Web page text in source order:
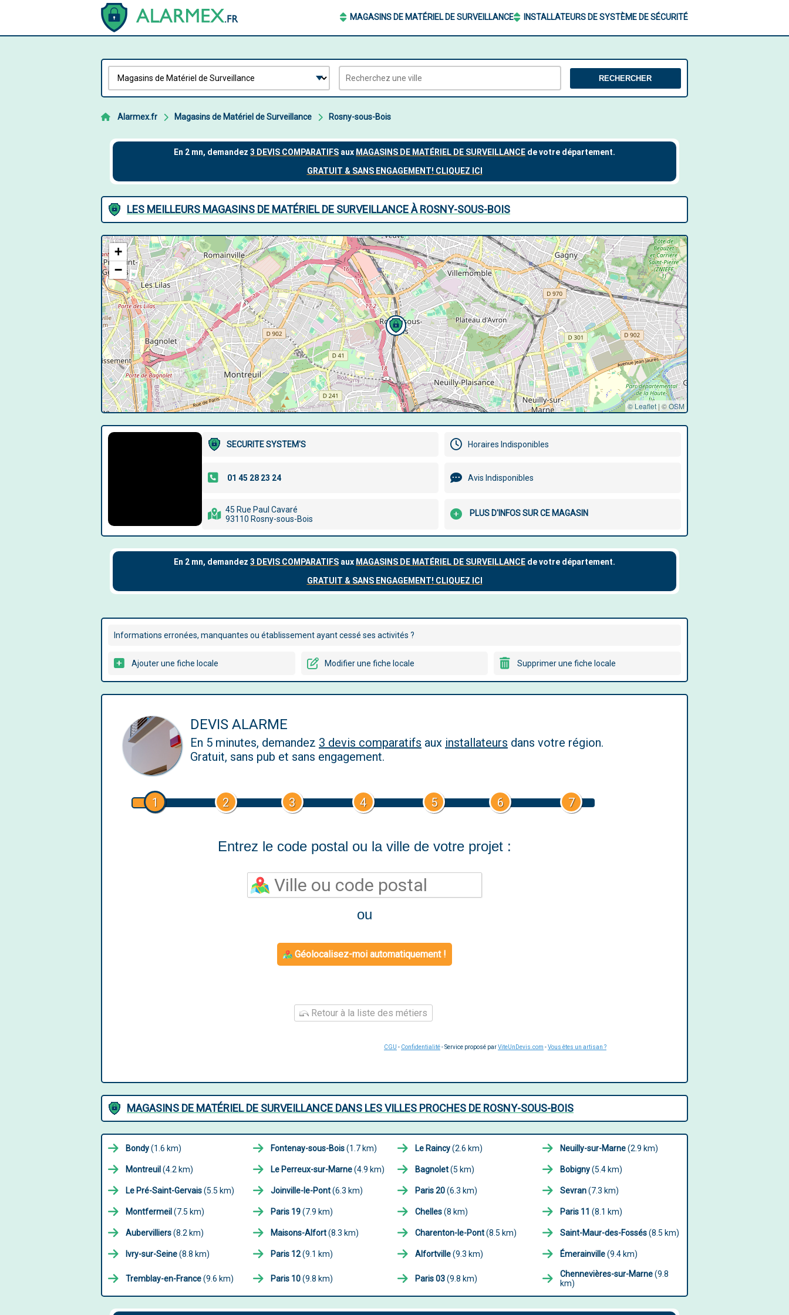
MAGASINS DE MATÉRIEL DE SURVEILLANCE INSTALLATEURS DE SYSTÈME DE SÉCURITÉ
RECHERCHER
Alarmex.fr Magasins de Matériel de Surveillance Rosny-sous-Bois
LES MEILLEURS MAGASINS DE MATÉRIEL DE SURVEILLANCE À ROSNY-SOUS-BOIS
+
−
© Leaflet | ©OSM
SECURITE SYSTEM'S Horaires Indisponibles
Avis Indisponibles
45 Rue Paul Cavaré
93110 Rosny-sous-Bois
PLUS D'INFOS SUR CE MAGASIN
Informations erronées, manquantes ou établissement ayant cessé ses activités ?
Ajouter une fiche locale Modifier une fiche locale Supprimer une fiche locale
DEVIS ALARME
En 5 minutes, demandez 3 devis comparatifs aux installateurs dans votre région.
Gratuit, sans pub et sans engagement.
1 2 3 4 5 6 7
Entrez le code postal ou la ville de votre projet :
ou
Géolocalisez-moi automatiquement !
Retour à la liste des métiers
CGU - Confidentialité- Service proposé parViteUnDevis.com -Vous êtes un artisan ?
MAGASINS DE MATÉRIEL DE SURVEILLANCE DANS LES VILLES PROCHES DE ROSNY-SOUS-BOIS
Bondy(1.6 km) Fontenay-sous-Bois(1.7 km) Le Raincy(2.6 km) Neuilly-sur-Marne(2.9 km)
Montreuil (4.2 km) Le Perreux-sur-Marne(4.9 km) Bagnolet(5 km) Bobigny(5.4 km)
Le Pré-Saint-Gervais(5.5 km) Joinville-le-Pont(6.3 km) Paris 20(6.3 km) Sevran(7.3 km)
Montfermeil (7.5 km) Paris 19(7.9 km) Chelles(8 km) Paris 11 (8.1 km)
Aubervilliers(8.2 km) Maisons-Alfort(8.3 km) Charenton-le-Pont(8.5 km) Saint-Maur-des-Fossés(8.5 km)
Ivry-sur-Seine(8.8 km) Paris 12(9.1 km) Alfortville(9.3 km) Émerainville(9.4 km)
Tremblay-en-France(9.6 km) Paris 10(9.8 km) Paris 03(9.8 km) Chennevières-sur-Marne(9.8
km)